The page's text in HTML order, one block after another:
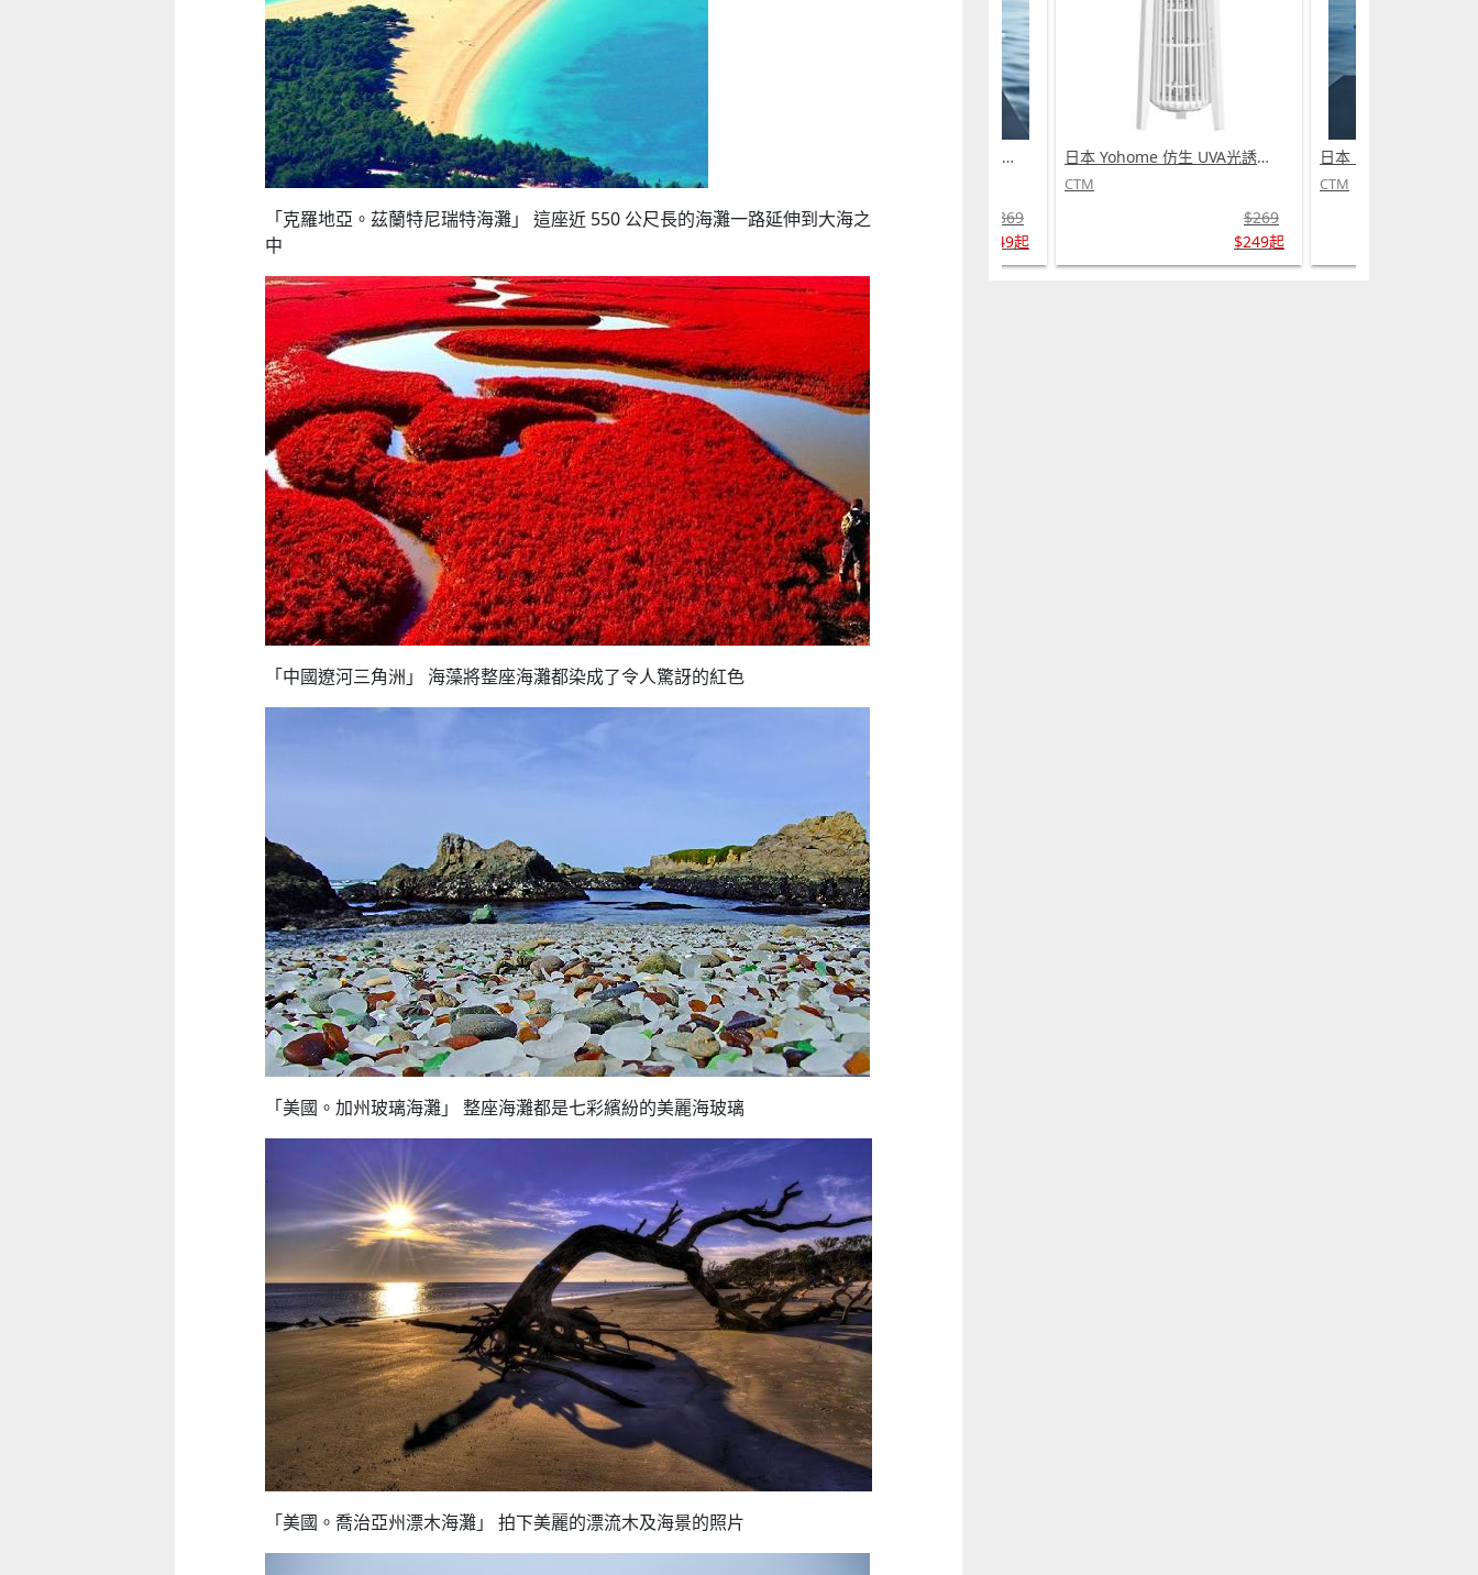
「克羅地亞。茲蘭特尼瑞特海灘」 這座近 550 公尺長的海灘一路延伸到大海之
中
「中國遼河三角洲」 海藻將整座海灘都染成了令人驚訝的紅色
「美國。加州玻璃海灘」 整座海灘都是七彩繽紛的美麗海玻璃
「美國。喬治亞州漂木海灘」 拍下美麗的漂流木及海景的照片
日本 DEAR.MIN 雲感多重軟芯柔托緩壓Peace柔眠枕 (需訂貨)
$369
$349起
日本 Yohome 仿生 UVA光誘電觸滅可放掛立有線無線兩用光感滅蚊機 PRO 2.0 (需訂貨)
CTM
$269
$249起
CTM